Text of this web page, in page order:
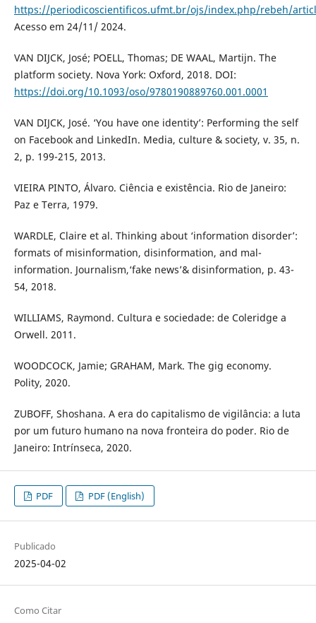
https://periodicoscientificos.ufmt.br/ojs/index.php/rebeh/
Acesso em 24/11/ 2024.
VAN DIJCK, José; POELL, Thomas; DE WAAL, Martijn. The
platform society. Nova York: Oxford, 2018. DOI:
https://doi.org/10.1093/oso/9780190889760.001.0001
VAN DIJCK, José. ‘You have one identity’: Performing the self
on Facebook and LinkedIn. Media, culture & society, v. 35, n.
2, p. 199-215, 2013.
VIEIRA PINTO, Álvaro. Ciência e existência. Rio de Janeiro:
Paz e Terra, 1979.
WARDLE, Claire et al. Thinking about ‘information disorder’:
formats of misinformation, disinformation, and mal-
information. Journalism,‘fake news’& disinformation, p. 43-
54, 2018.
WILLIAMS, Raymond. Cultura e sociedade: de Coleridge a
Orwell. 2011.
WOODCOCK, Jamie; GRAHAM, Mark. The gig economy.
Polity, 2020.
ZUBOFF, Shoshana. A era do capitalismo de vigilância: a luta
por um futuro humano na nova fronteira do poder. Rio de
Janeiro: Intrínseca, 2020.
PDF PDF (English)
Publicado
2025-04-02
Como Citar